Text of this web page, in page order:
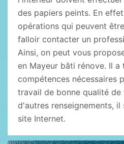
des papiers peints. En
opérations qui peuvent
falloir contacter un
Ainsi, on peut vous
en Mayeur bâti rénove. Il a
compétences nécessaires
travail de bonne qualité
d'autres renseignements,
site Internet.